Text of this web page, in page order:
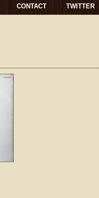
CONTACT TWITTER